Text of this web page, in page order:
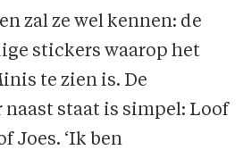
in 2015 het project
is hij sinds 2014
mensenheugnis een
zal ze wel kennen: de
stickers waarop het
te zien is. De
naast staat is simpel: Loof
Joes. ‘Ik ben